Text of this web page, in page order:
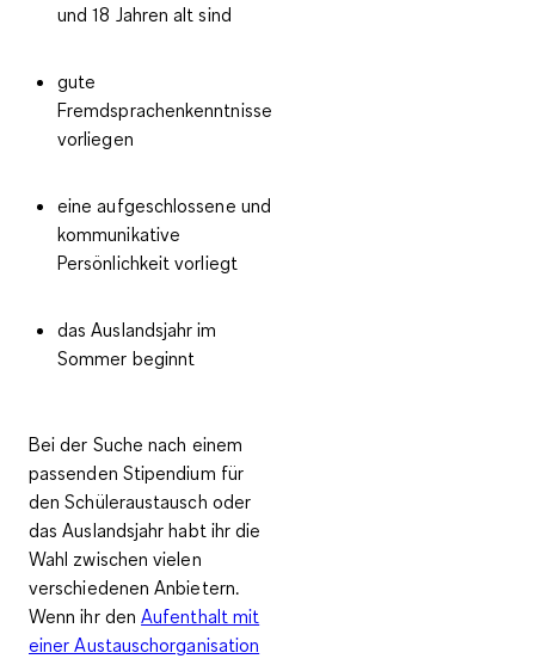
und 18 Jahren alt sind
gute
Fremdsprachenkenntnisse
vorliegen
eine aufgeschlossene und
kommunikative
Persönlichkeit vorliegt
das Auslandsjahr im
Sommer beginnt
Bei der Suche nach einem
passenden Stipendium für
den Schüleraustausch oder
das Auslandsjahr habt ihr die
Wahl zwischen vielen
verschiedenen Anbietern.
Wenn ihr denAufenthalt mit
einer Austauschorganisation